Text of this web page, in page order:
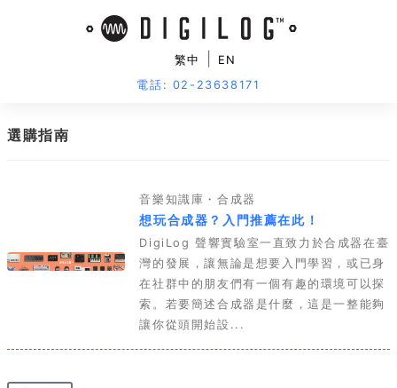
繁中
EN
電話: 02-23638171
搜
"1010music"
的
果
選購指南
音樂知識庫・合成器
想玩合成器？入門推薦在此！
DigiLog 聲響實驗室一直致力於合成器在臺
灣的發展，讓無論是想要入門學習，或已身
在社群中的朋友們有一個有趣的環境可以探
索。若要簡述合成器是什麼，這是一整能夠
讓你從頭開始設...